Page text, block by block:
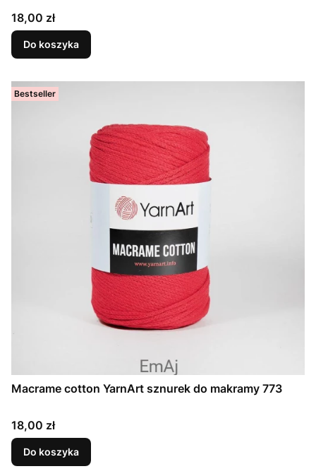
Cena
18,00 zł
Do koszyka
Bestseller
Macrame cotton YarnArt sznurek do makramy 773
Cena
18,00 zł
Do koszyka